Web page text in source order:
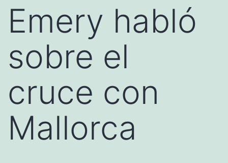
Emery habló
sobre el
cruce con
Mallorca